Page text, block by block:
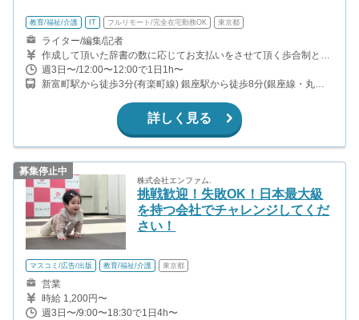
教育/福祉/介護 IT フルリモート/完全在宅勤務OK 東京都
ライター/編集/記者
作成して頂いた辞書の数に応じてお支払いをさせて頂く歩合制とな
ります。1項目登録につき2,000〜2,500円 (1件あたりの作業時間
45〜90分程度)
週3日〜/12:00〜12:00で1日1h〜
新富町駅から徒歩3分(有楽町線) 銀座駅から徒歩8分(銀座線・丸ノ
詳しく見る
募集停止中
株式会社エンファム.
挑戦歓迎！失敗OK！日本最大級
を持つ会社でチャレンジしてくだ
さい！
マスコミ/広告/出版 教育/福祉/介護 東京都
営業
時給 1,200円〜
週3日〜/9:00〜18:30で1日4h〜